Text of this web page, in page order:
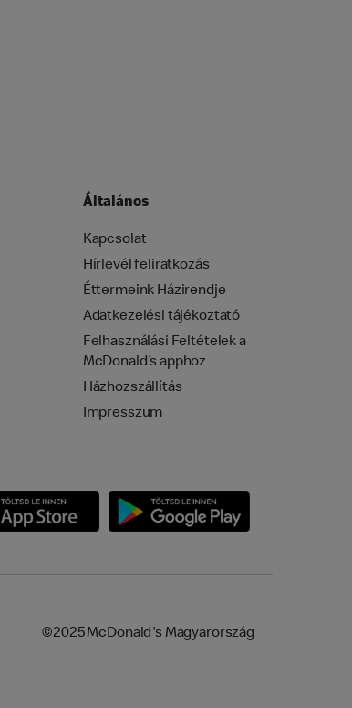
Általános
Kapcsolat
Hírlevél feliratkozás
Éttermeink Házirendje
Adatkezelési tájékoztató
Felhasználási Feltételek a
McDonald’s apphoz
Házhozszállítás
Impresszum
©2025 McDonald's Magyarország